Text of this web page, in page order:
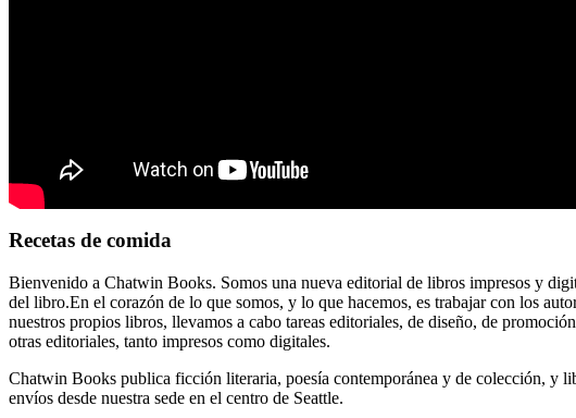
Recetas de comida
Bienvenido a Chatwin Books. Somos una nueva editorial de libros impresos y
del libro.En el corazón de lo que somos, y lo que hacemos, es trabajar con los
nuestros propios libros, llevamos a cabo tareas editoriales, de diseño, de
otras editoriales, tanto impresos como digitales.
Chatwin Books publica ficción literaria, poesía contemporánea y de colección, y
envíos desde nuestra sede en el centro de Seattle.